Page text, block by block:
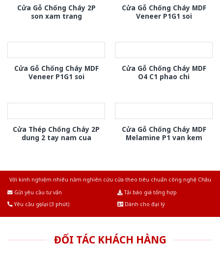
Cửa Gỗ Chống Cháy 2P
son xam trang
Cửa Gỗ Chống Cháy MDF
Veneer P1G1 soi
Cửa Gỗ Chống Cháy MDF
Veneer P1G1 soi
Cửa Gỗ Chống Cháy MDF
O4 C1 phao chi
Cửa Thép Chống Cháy 2P
dung 2 tay nam cua
Cửa Gỗ Chống Cháy MDF
Melamine P1 van kem
Với kinh nghiệm nhiêu năm nghiên cứu cửa theo tiêu chuẩn công nghệ Châu
Gửi yêu cầu tư vấn
Tải báo giá tổng hợp
Yêu cầu gọi lại (3 phút)
Dành cho đại lý
ĐỐI TÁC KHÁCH HÀNG